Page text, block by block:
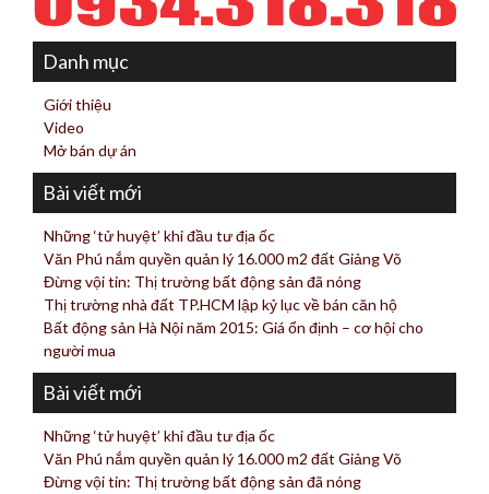
Danh mục
Giới thiệu
Video
Mở bán dự án
Bài viết mới
Những ‘tử huyệt’ khi đầu tư địa ốc
Văn Phú nắm quyền quản lý 16.000 m2 đất Giảng Võ
Đừng vội tin: Thị trường bất động sản đã nóng
Thị trường nhà đất TP.HCM lập kỷ lục về bán căn hộ
Bất động sản Hà Nội năm 2015: Giá ổn định – cơ hội cho
người mua
Bài viết mới
Những ‘tử huyệt’ khi đầu tư địa ốc
Văn Phú nắm quyền quản lý 16.000 m2 đất Giảng Võ
Đừng vội tin: Thị trường bất động sản đã nóng